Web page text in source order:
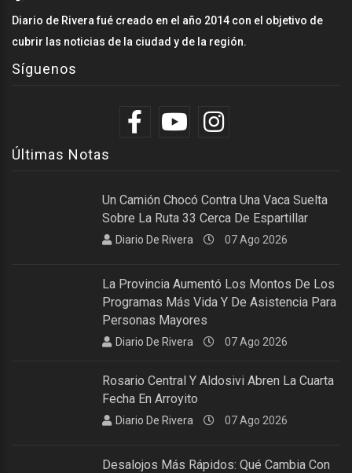
Diario de Rivera fué creado en el año 2014 con el objetivo de
cubrir las noticias de la ciudad y de la región.
Síguenos
Últimas Notas
Un Camión Chocó Contra Una Vaca Suelta
Sobre La Ruta 33 Cerca De Espartillar
Diario De Rivera 07 Ago 2026
La Provincia Aumentó Los Montos De Los
Programas Más Vida Y De Asistencia Para
Personas Mayores
Diario De Rivera 07 Ago 2026
Rosario Central Y Aldosivi Abren La Cuarta
Fecha En Arroyito
Diario De Rivera 07 Ago 2026
Desalojos Más Rápidos: Qué Cambia Con